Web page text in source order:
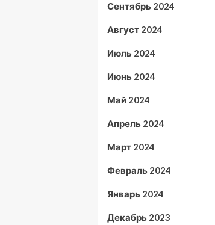
Сентябрь 2024
Август 2024
Июль 2024
Июнь 2024
Май 2024
Апрель 2024
Март 2024
Февраль 2024
Январь 2024
Декабрь 2023